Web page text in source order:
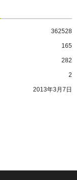
362528
165
282
2
2013年3月7日